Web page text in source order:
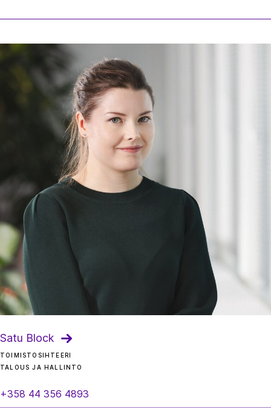
Satu Block
TOIMISTOSIHTEERI
TALOUS JA HALLINTO
+358 44 356 4893